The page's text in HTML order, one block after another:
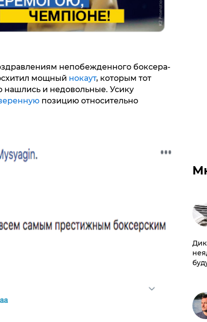
непобежденного боксера-
мощный нокаут, которым тот
нашлись и недовольные. Усику
позицию относительно